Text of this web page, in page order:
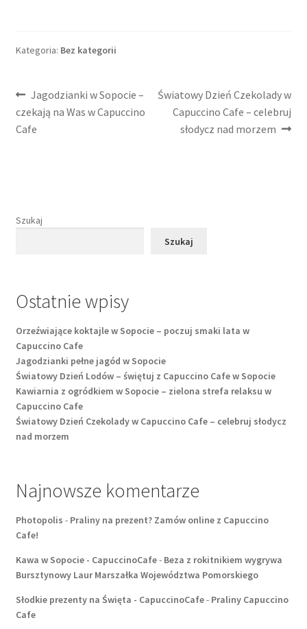
Kategoria: Bez kategorii
Nawigacja
wpisu
Poprzedni
wpis:
Jagodzianki w Sopocie –
czekają na Was w Capuccino
Cafe
Następny
wpis:
Światowy Dzień Czekolady w
Capuccino Cafe – celebruj
słodycz nad morzem
Szukaj
Szukaj
Ostatnie wpisy
Orzeźwiające koktajle w Sopocie – poczuj smaki lata w
Capuccino Cafe
Jagodzianki pełne jagód w Sopocie
Światowy Dzień Lodów – świętuj z Capuccino Cafe w Sopocie
Kawiarnia z ogródkiem w Sopocie – zielona strefa relaksu w
Capuccino Cafe
Światowy Dzień Czekolady w Capuccino Cafe – celebruj słodycz
nad morzem
Najnowsze komentarze
Photopolis - Praliny na prezent? Zamów online z Capuccino
Cafe!
Kawa w Sopocie - CapuccinoCafe- Beza z rokitnikiem wygrywa
Bursztynowy Laur Marszałka Województwa Pomorskiego
Słodkie prezenty na Święta - CapuccinoCafe- Praliny Capuccino
Cafe